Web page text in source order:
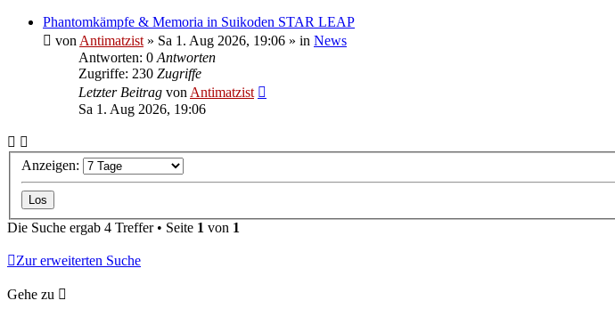
Phantomkämpfe & Memoria in Suikoden STAR LEAP
von Antimatzist » Sa 1. Aug 2026, 19:06 » in News
Antworten: 0 Antworten
Zugriffe: 230 Zugriffe
Letzter Beitrag von Antimatzist
Sa 1. Aug 2026, 19:06
Anzeigen:
Die Suche ergab 4 Treffer • Seite 1 von 1
Zur erweiterten Suche
Gehe zu